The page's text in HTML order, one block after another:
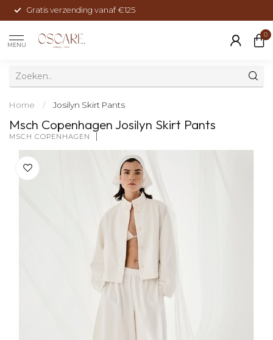
Gratis verzending vanaf €125
MENU
0
Home / Josilyn Skirt Pants
Msch Copenhagen Josilyn Skirt Pants
MSCH COPENHAGEN